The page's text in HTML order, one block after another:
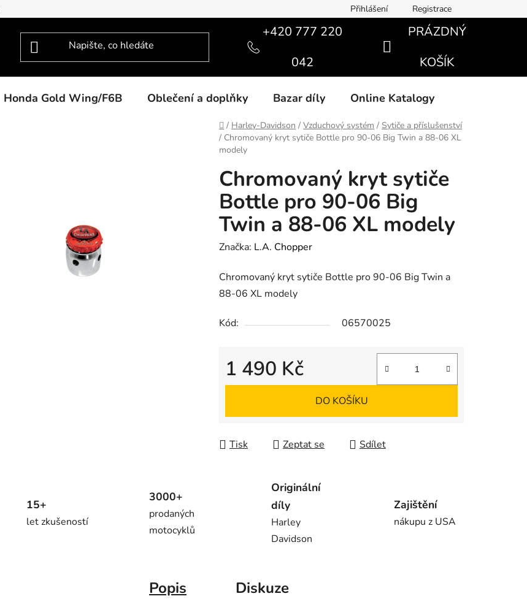
Přihlášení Registrace
+420 777 220
042
NÁKUPNÍ
KOŠÍK
PRÁZDNÝ
KOŠÍK
Honda Gold Wing/F6B Oblečení a doplňky Bazar díly Online Katalogy
Domů
/ Harley-Davidson / Vzduchový systém / Sytiče a příslušenství
/ Chromovaný kryt sytiče Bottle pro 90-06 Big Twin a 88-06 XL
modely
Chromovaný kryt sytiče
Bottle pro 90-06 Big
Twin a 88-06 XL modely
Značka: L.A. Chopper
Chromovaný kryt sytiče Bottle pro 90-06 Big Twin a
88-06 XL modely
Kód: 06570025
1 490 Kč
Měrná cena:
DO KOŠÍKU
Tisk Zeptat se Sdílet
15+
let zkušeností
3000+
prodaných
motocyklů
Originální
díly
Harley
Davidson
Zajištění
nákupu z USA
Popis Diskuze